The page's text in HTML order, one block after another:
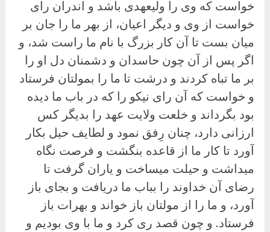
خواست که وی را ولیعهدی باشد و اندران رای
خواست از وی و دیگر اعیان، از بهر ما را جان بر
میان بست تا آن کار بزرگ با نام ما راست شد، و
اگر پس از آن چون حاسدان و دشمنان دل او را
بر ما تباه کردند و درشت تا ما را بمولتان فرستاد
و خواست که آن رای نیکو را که در باب ما دیده
بود بگرداند و خلعت ولایت عهد را بدیگر کس
ارزانی دارد، چنان رِفق نمود و لطایف حیل بکار
آورد تا کار ما از قاعده بنگشت و فرصت نگاه
میداشت و حیلت میساخت و یاران گرفت تا
رضای آن خداوند را بباب ما دریافت و بجای باز
آورد، و ما را از مولتان باز خواند و بهرات باز
فرستاد. و چون قصد ری‌ کرد و ما با وی بودیم و